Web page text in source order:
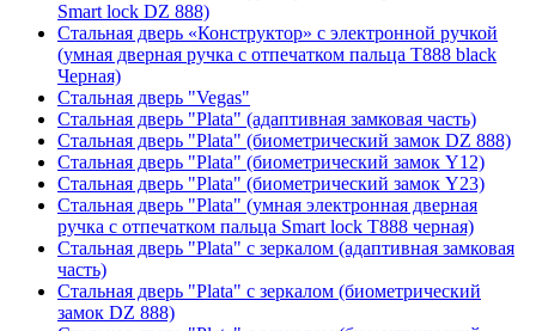
Smart lock DZ 888)
Стальная дверь «Конструктор» с электронной ручкой
(умная дверная ручка с отпечатком пальца T888 black
Черная)
Стальная дверь "Vegas"
Стальная дверь "Plata" (адаптивная замковая часть)
Стальная дверь "Plata" (биометрический замок DZ 888)
Стальная дверь "Plata" (биометрический замок Y12)
Стальная дверь "Plata" (биометрический замок Y23)
Стальная дверь "Plata" (умная электронная дверная
ручка с отпечатком пальца Smart lock T888 черная)
Стальная дверь "Plata" с зеркалом (адаптивная замковая
часть)
Стальная дверь "Plata" с зеркалом (биометрический
замок DZ 888)